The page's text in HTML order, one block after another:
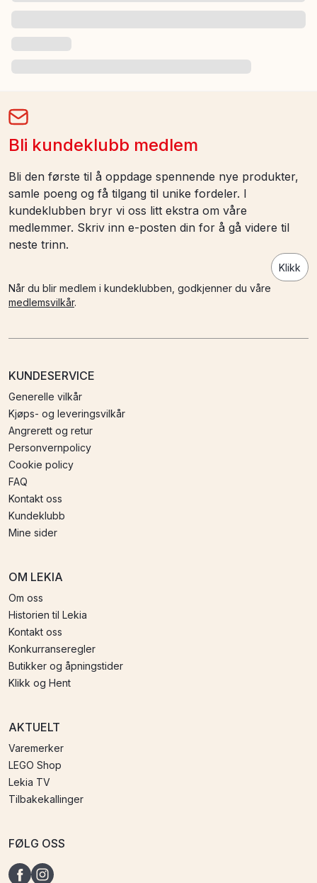
Bli kundeklubb medlem
Bli den første til å oppdage spennende nye produkter,
samle poeng og få tilgang til unike fordeler. I
kundeklubben bryr vi oss litt ekstra om våre
medlemmer. Skriv inn e-posten din for å gå videre til
neste trinn.
Klikk
Når du blir medlem i kundeklubben, godkjenner du våre
medlemsvilkår.
KUNDESERVICE
Generelle vilkår
Kjøps- og leveringsvilkår
Angrerett og retur
Personvernpolicy
Cookie policy
FAQ
Kontakt oss
Kundeklubb
Mine sider
OM LEKIA
Om oss
Historien til Lekia
Kontakt oss
Konkurranseregler
Butikker og åpningstider
Klikk og Hent
AKTUELT
Varemerker
LEGO Shop
Lekia TV
Tilbakekallinger
FØLG OSS